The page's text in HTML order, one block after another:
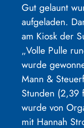
Gut gelaunt
aufgeladen.
am Kiosk der
„Volle Pulle
wurde
Mann &
Stunden (2,39
wurde von
mit Hannah